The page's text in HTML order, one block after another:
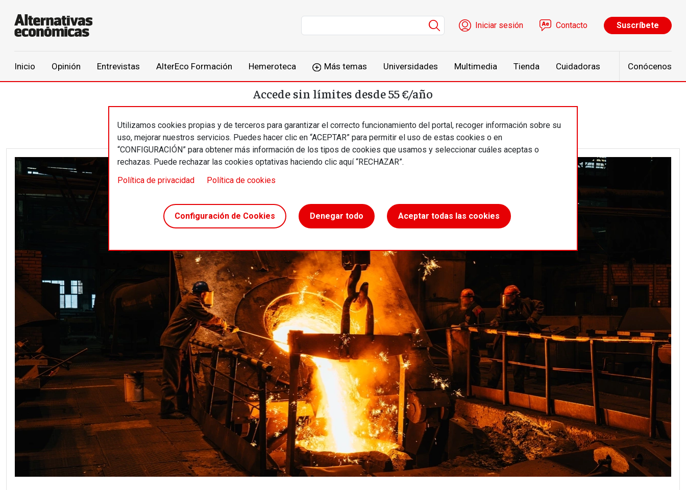
Menú de cuenta de usuario
Iniciar sesión Contacto Suscríbete
Inicio Opinión Entrevistas AlterEco Formación Hemeroteca Más temas Universidades Multimedia Tienda Cuidadoras Conócenos
Utilizamos cookies propias y de terceros para garantizar el correcto funcionamiento del portal, recoger información sobre su
uso, mejorar nuestros servicios. Puedes hacer clic en “ACEPTAR” para permitir el uso de estas cookies o en
“CONFIGURACIÓN” para obtener más información de los tipos de cookies que usamos y seleccionar cuáles aceptas o
rechazas. Puede rechazar las cookies optativas haciendo clic aquí “RECHAZAR”.
Política de privacidad
Política de cookies
Configuración de Cookies Denegar todo Aceptar todas las cookies
Accede sin límites desde 55 €/año
Image